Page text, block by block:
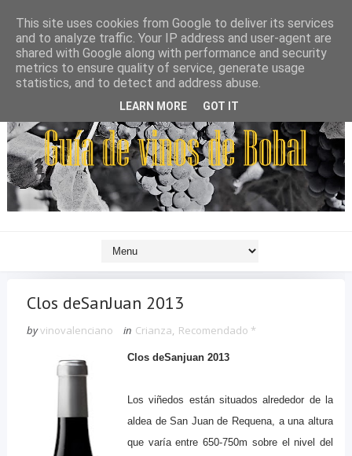
Clos deSanJuan 2013
byvinovalenciano in Crianza, Recomendado *
Clos deSanjuan 2013
Los viñedos están situados alrededor de la
aldea de San Juan de Requena, a una altura
que varía entre 650-750m sobre el nivel del
This site uses cookies from Google to deliver its services
and to analyze traffic. Your IP address and user-agent are
shared with Google along with performance and security
metrics to ensure quality of service, generate usage
statistics, and to detect and address abuse.
LEARN MORE GOT IT